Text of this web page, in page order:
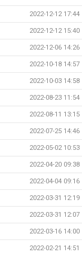
2022-12-12 17:44
2022-12-12 15:40
2022-12-06 14:26
2022-10-18 14:57
2022-10-03 14:58
2022-08-23 11:54
2022-08-11 13:15
2022-07-25 14:46
2022-05-02 10:53
2022-04-20 09:38
2022-04-04 09:16
2022-03-31 12:19
2022-03-31 12:07
2022-03-16 14:00
2022-02-21 14:51